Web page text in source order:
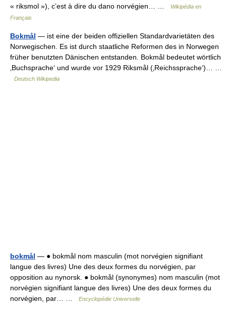
« riksmol »), c’est à dire du dano norvégien… …
Wikipédia en
Français
Bokmål — ist eine der beiden offiziellen Standardvarietäten des
Norwegischen. Es ist durch staatliche Reformen des in Norwegen
früher benutzten Dänischen entstanden. Bokmål bedeutet wörtlich
‚Buchsprache‘ und wurde vor 1929 Riksmål (‚Reichssprache‘)… …
Deutsch Wikipedia
bokmål — ● bokmål nom masculin (mot norvégien signifiant
langue des livres) Une des deux formes du norvégien, par
opposition au nynorsk. ● bokmål (synonymes) nom masculin (mot
norvégien signifiant langue des livres) Une des deux formes du
norvégien, par… …
Encyclopédie Universelle